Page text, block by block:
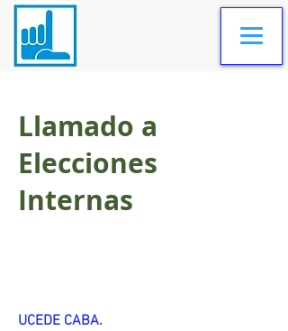
Llamado a
Elecciones
Internas
UCEDE CABA.